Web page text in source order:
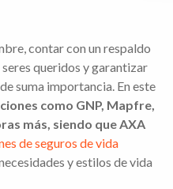
contar con un respaldo
queridos y garantizar
suma importancia. En este
como GNP, Mapfre,
más, siendo que AXA
de seguros de vida
y estilos de vida